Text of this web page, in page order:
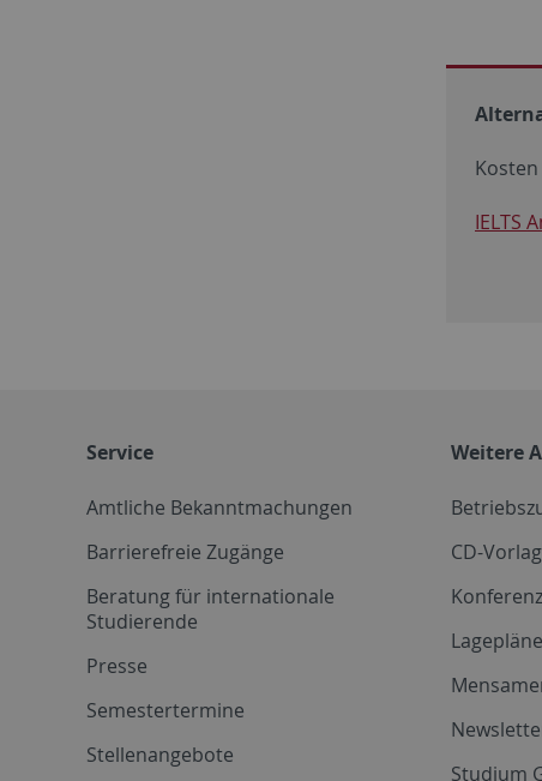
IELTS
Service
Amtliche Bekanntmachungen
Barrierefreie Zugänge
Beratung für internationale
Studierende
Presse
Semestertermine
Stellenangebote
Weitere
CD-
Lagepläne
Studium